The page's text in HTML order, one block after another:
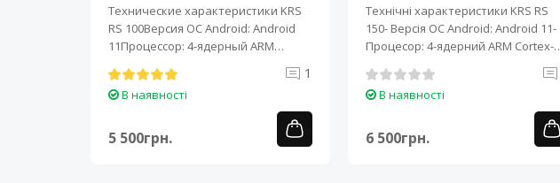
Технические характеристики KRS
RS 100Версия ОС Android: Android
11Процессор: 4-ядерный ARM
1
В наявності
5 500грн.
Технічні характеристики KRS RS
150- Версія ОС Android: Android 11-
Процесор: 4-ядерний ARM Cortex-
В наявності
6 500грн.